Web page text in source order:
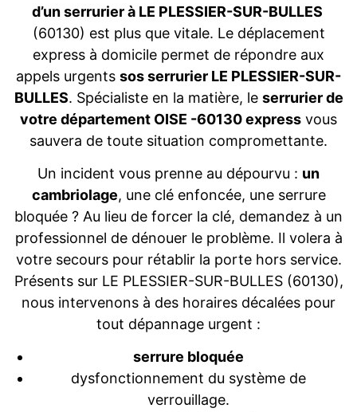
d’un serrurier à LE PLESSIER-SUR-BULLES
(60130) est plus que vitale. Le déplacement
express à domicile permet de répondre aux
appels urgents sos serrurier LE PLESSIER-SUR-
BULLES. Spécialiste en la matière, le serrurier de
votre département OISE -60130 express vous
sauvera de toute situation compromettante.
Un incident vous prenne au dépourvu : un
cambriolage, une clé enfoncée, une serrure
bloquée ? Au lieu de forcer la clé, demandez à un
professionnel de dénouer le problème. Il volera à
votre secours pour rétablir la porte hors service.
Présents sur LE PLESSIER-SUR-BULLES (60130),
nous intervenons à des horaires décalées pour
tout dépannage urgent :
serrure bloquée
dysfonctionnement du système de
verrouillage.